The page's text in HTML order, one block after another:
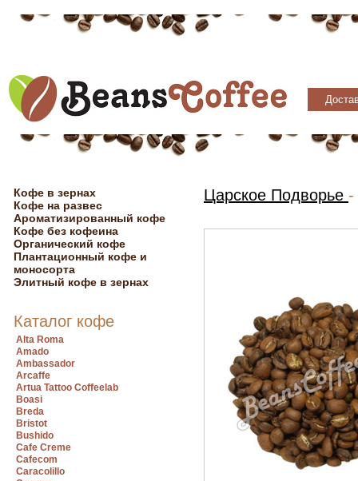
Кофе в зернах
Кофе на развес
Ароматизированный кофе
Кофе без кофеина
Органический кофе
Плантационный кофе и
моносорта
Элитный кофе в зернах
Каталог кофе
Alta Roma
Amado
Ambassador
Arcaffe
Artua Tattoo Coffeelab
Boasi
Breda
Bristot
Bushido
Cafe Creme
Cafecom
Caracolillo
Царское Подворье -